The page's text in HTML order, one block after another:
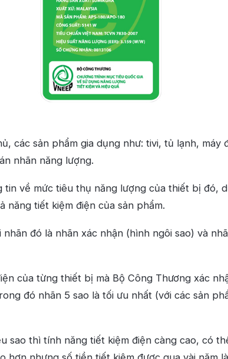
các sản phẩm gia dụng như: tivi, tủ lạnh, máy
nhãn năng lượng.
về mức tiêu thụ năng lượng của thiết bị đó,
năng tiết kiệm điện của sản phẩm.
nhãn đó là nhãn xác nhận (hình ngôi sao) và
của từng thiết bị mà Bộ Công Thương xác
đó nhãn 5 sao là tối ưu nhất (với các sản
sao thì tính năng tiết kiệm điện càng cao, có